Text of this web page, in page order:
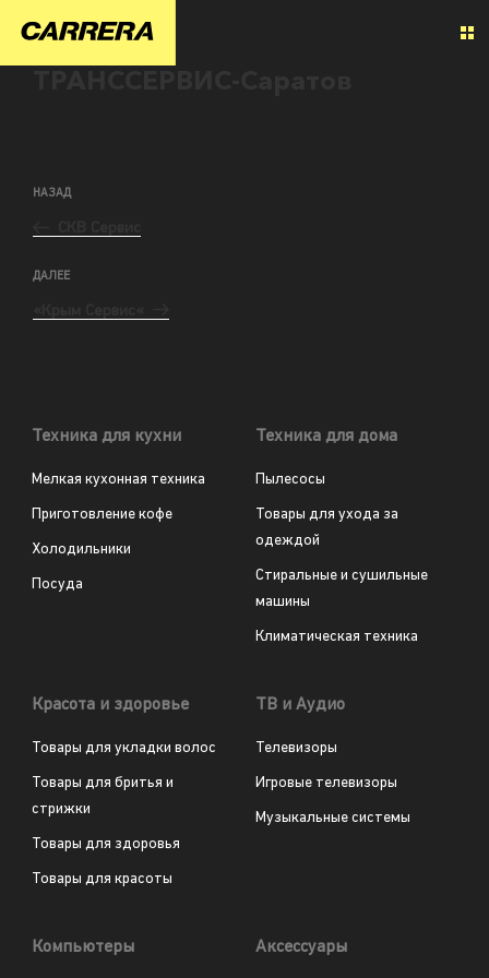
НАЗАД
ДАЛЕЕ
Техника для кухни
Мелкая кухонная техника
Приготовление кофе
Холодильники
Посуда
Техника для дома
Пылесосы
Товары для ухода за
одеждой
Стиральные и сушильные
машины
Климатическая техника
Красота и здоровье
Товары для укладки волос
Товары для бритья и
стрижки
Товары для здоровья
Товары для красоты
ТВ и Аудио
Телевизоры
Игровые телевизоры
Музыкальные системы
Компьютеры Аксессуары